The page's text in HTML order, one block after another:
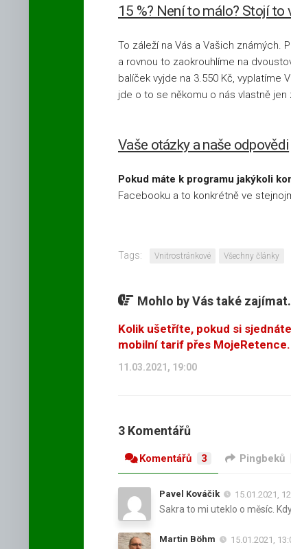
Vodafone
15 %? Není to málo? Stojí to
To záleží na Vás a Vašich známých.
a rovnou to zaokrouhlíme na
balíček vyjde na 3.550 Kč, vyplatíme
jde o to se někomu o nás vlastně jen
Vaše otázky a naše odpovědi
Pokud máte k programu jakýkoli
Facebooku a to konkrétně ve
Tags: Vnitrostránkové Všechny články
Mohlo by Vás také
Kolik ušetříte, pokud si
mobilní tarif přes
11.03.2021, 19:00
3 Komentářů
Komentářů 3 Pingbeků
Pavel Kováčik 15.01.2021,
Sakra to mi uteklo o měsíc.
Martin Böhm 15.01.2021,